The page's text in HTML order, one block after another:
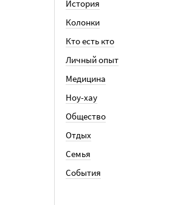
История
Колонки
Кто есть кто
Личный опыт
Медицина
Ноу-хау
Общество
Отдых
Семья
События